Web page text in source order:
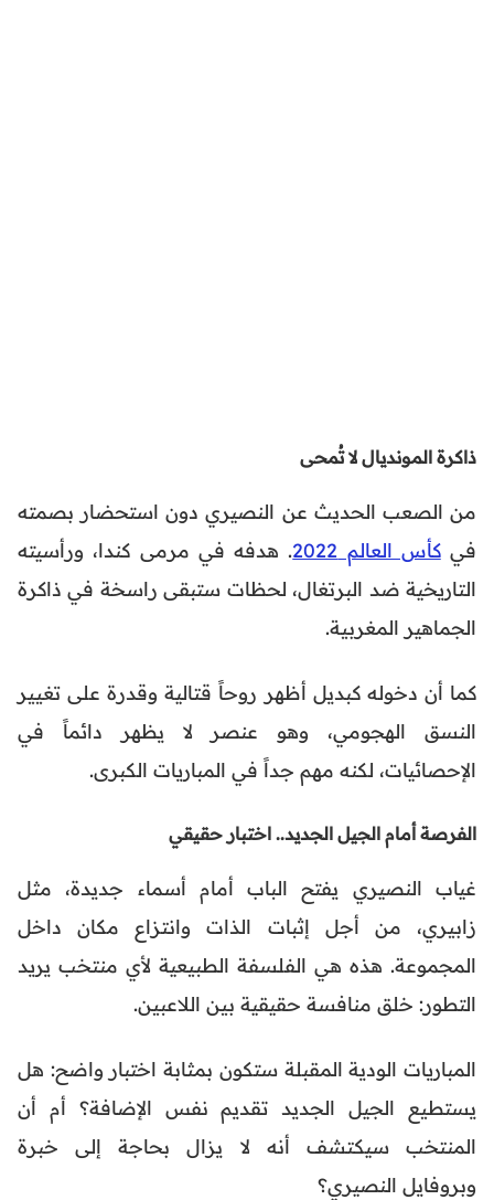
ذاكرة المونديال لا تُمحى
من الصعب الحديث عن النصيري دون استحضار بصمته
فيكأس العالم 2022
. هدفه في مرمى كندا، ورأسيته
التاريخية ضد البرتغال، لحظات ستبقى راسخة في ذاكرة
الجماهير المغربية.
كما أن دخوله كبديل أظهر روحاً قتالية وقدرة على تغيير
النسق الهجومي، وهو عنصر لا يظهر دائماً في
الإحصائيات، لكنه مهم جداً في المباريات الكبرى.
الفرصة أمام الجيل الجديد.. اختبار حقيقي
غياب النصيري يفتح الباب أمام أسماء جديدة، مثل
زابيري، من أجل إثبات الذات وانتزاع مكان داخل
المجموعة. هذه هي الفلسفة الطبيعية لأي منتخب يريد
التطور: خلق منافسة حقيقية بين اللاعبين.
المباريات الودية المقبلة ستكون بمثابة اختبار واضح: هل
يستطيع الجيل الجديد تقديم نفس الإضافة؟ أم أن
المنتخب سيكتشف أنه لا يزال بحاجة إلى خبرة
وبروفايل النصيري؟